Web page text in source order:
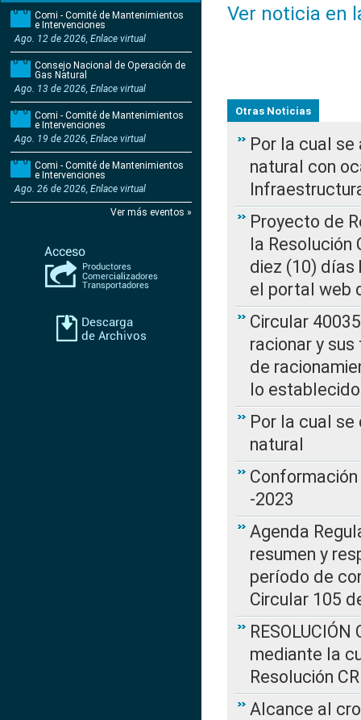
Comi - Comité de Mantenimientos
e Intervenciones
Ago. 12 de 2026, Enlace virtual
Consejo Nacional de Operación de
Gas Natural
Ago. 13 de 2026, Enlace virtual
Comi - Comité de Mantenimientos
e Intervenciones
Ago. 19 de 2026, Enlace virtual
Comi - Comité de Mantenimientos
e Intervenciones
Ago. 26 de 2026, Enlace virtual
Ver más eventos »
Ver noticia en
Otras Noticias
Por la cual
natural con
Proyecto de
la Resolución
diez (10) días
el portal web
Circular
racionar y
de
lo
Por la cual
natural
-2023
Agenda
resumen y
período de
Circular 105
mediante la
Resolución
Alcance al